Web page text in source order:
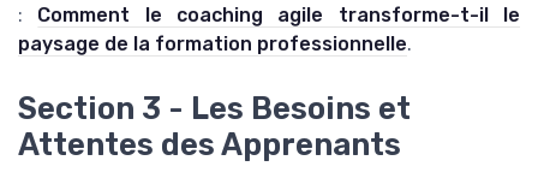
: Comment le coaching agile transforme-t-il le
paysage de la formation professionnelle.
Section 3 - Les Besoins et
Attentes des Apprenants